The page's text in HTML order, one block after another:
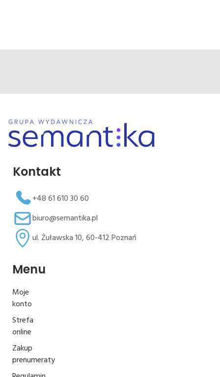
Kontakt
+48 61 610 30 60
biuro@semantika.pl
ul. Żuławska 10, 60-412 Poznań
Menu
Moje
konto
Strefa
online
Zakup
prenumeraty